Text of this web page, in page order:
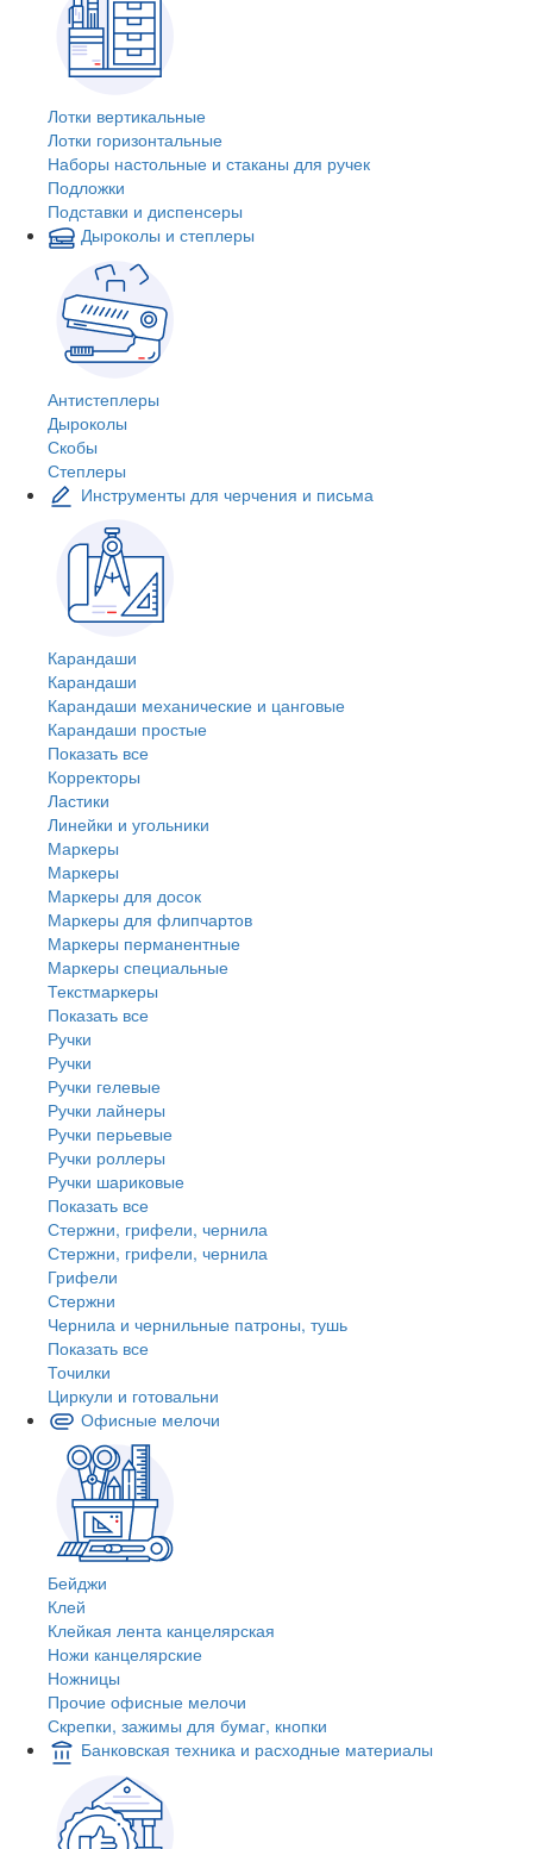
Лотки вертикальные
Лотки горизонтальные
Наборы настольные и стаканы для ручек
Подложки
Подставки и диспенсеры
Дыроколы и степлеры
Антистеплеры
Дыроколы
Скобы
Степлеры
Инструменты для черчения и письма
Карандаши
Карандаши
Карандаши механические и цанговые
Карандаши простые
Показать все
Корректоры
Ластики
Линейки и угольники
Маркеры
Маркеры
Маркеры для досок
Маркеры для флипчартов
Маркеры перманентные
Маркеры специальные
Текстмаркеры
Показать все
Ручки
Ручки
Ручки гелевые
Ручки лайнеры
Ручки перьевые
Ручки роллеры
Ручки шариковые
Показать все
Стержни, грифели, чернила
Стержни, грифели, чернила
Грифели
Стержни
Чернила и чернильные патроны, тушь
Показать все
Точилки
Циркули и готовальни
Офисные мелочи
Бейджи
Клей
Клейкая лента канцелярская
Ножи канцелярские
Ножницы
Прочие офисные мелочи
Скрепки, зажимы для бумаг, кнопки
Банковская техника и расходные материалы